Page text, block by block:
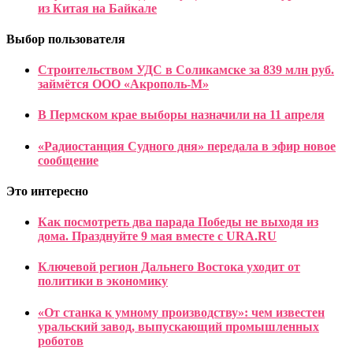
из Китая на Байкале
Выбор пользователя
Строительством УДС в Соликамске за 839 млн руб.
займётся ООО «Акрополь-М»
В Пермском крае выборы назначили на 11 апреля
«Радиостанция Судного дня» передала в эфир новое
сообщение
Это интересно
Как посмотреть два парада Победы не выходя из
дома. Празднуйте 9 мая вместе с URA.RU
Ключевой регион Дальнего Востока уходит от
политики в экономику
«От станка к умному производству»: чем известен
уральский завод, выпускающий промышленных
роботов